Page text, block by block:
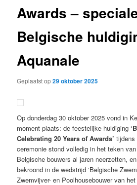
Awards –
Belgische
Aquanale
Geplaatst op29 oktober 2025
Op donderdag 30 oktober 2025 vond in
moment plaats: de feestelijke huldiging
Celebrating 20 Years of Awards’ tijdens
ceremonie stond volledig in het teken
Belgische bouwers al jaren neerzetten,
bekroond in de wedstrijd ‘Belgische
Zwemvijver- en Poolhousebouwer van het